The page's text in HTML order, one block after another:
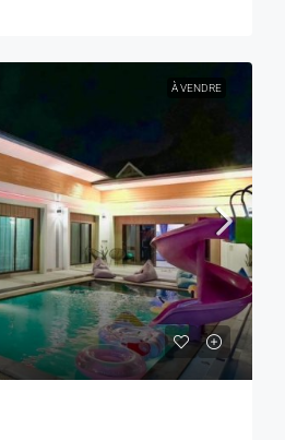
À VENDRE